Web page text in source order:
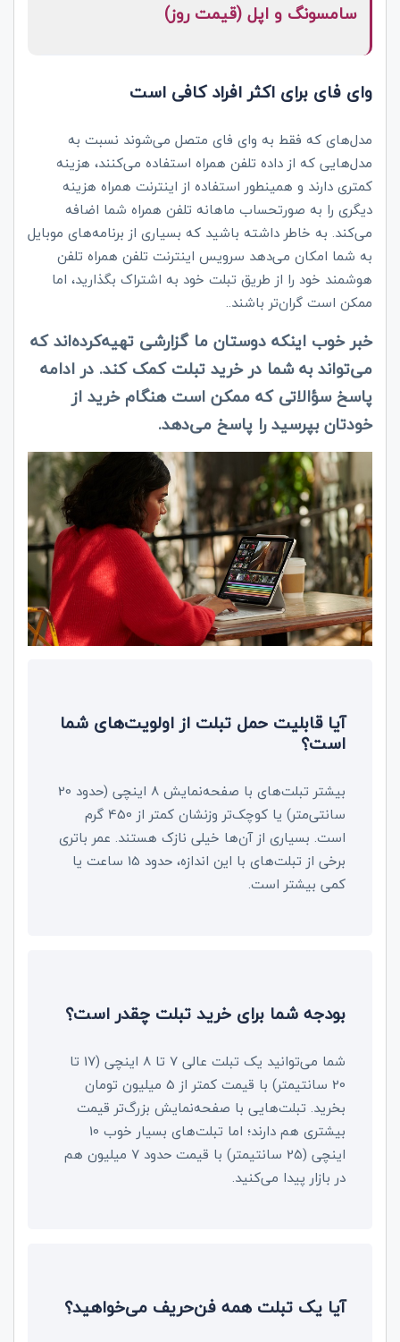
سامسونگ و اپل (قیمت روز)
وای فای برای اکثر افراد کافی است
مدل‌های که فقط به وای فای متصل می‌شوند نسبت به
مدل‌هایی که از داده تلفن همراه استفاده می‌کنند، هزینه
کمتری دارند و همینطور استفاده از اینترنت همراه هزینه
دیگری را به صورتحساب ماهانه تلفن همراه شما اضافه
می‌کند. به خاطر داشته باشید که بسیاری از برنامه‌های موبایل
به شما امکان می‌دهد سرویس اینترنت تلفن همراه تلفن
هوشمند خود را از طریق تبلت خود به اشتراک بگذارید، اما
ممکن است گران‌تر باشند..
خبر خوب اینکه دوستان ما گزارشی تهیه‌کرده‌اند که
می‌تواند به شما در خرید تبلت کمک کند. در ادامه
پاسخ سؤالاتی که ممکن است هنگام خرید از
خودتان بپرسید را پاسخ می‌دهد.
آیا قابلیت حمل تبلت از اولویت‌های شما
است؟
بیشتر تبلت‌های با صفحه‌نمایش 8 اینچی (حدود 20
سانتی‌متر) یا کوچک‌تر وزنشان کمتر از 450 گرم
است. بسیاری از آن‌ها خیلی نازک هستند. عمر باتری
برخی از تبلت‌های با این اندازه، حدود 15 ساعت یا
کمی بیشتر است.
بودجه شما برای خرید تبلت چقدر است؟
شما می‌توانید یک تبلت عالی 7 تا 8 اینچی (17 تا
20 سانتیمتر) با قیمت کمتر از 5 میلیون تومان
بخرید. تبلت‌هایی با صفحه‌نمایش بزرگ‌تر قیمت
بیشتری هم دارند؛ اما تبلت‌های بسیار خوب 10
اینچی (25 سانتیمتر) با قیمت حدود 7 میلیون هم
در بازار پیدا می‌کنید.
آیا یک تبلت همه‌ فن‌حریف می‌خواهید؟